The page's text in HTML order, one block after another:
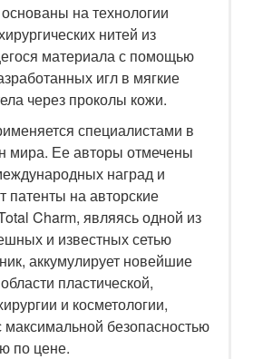
на технологии
нитей из
материала с помощью
игл в мягкие
через проколы кожи.
специалистами в
мира. Ее авторы отмечены
наград и
патенты на авторские
Charm, являясь одной из
и известных сетью
аккумулирует новейшие
пластической,
и косметологии,
безопасностью
по цене.